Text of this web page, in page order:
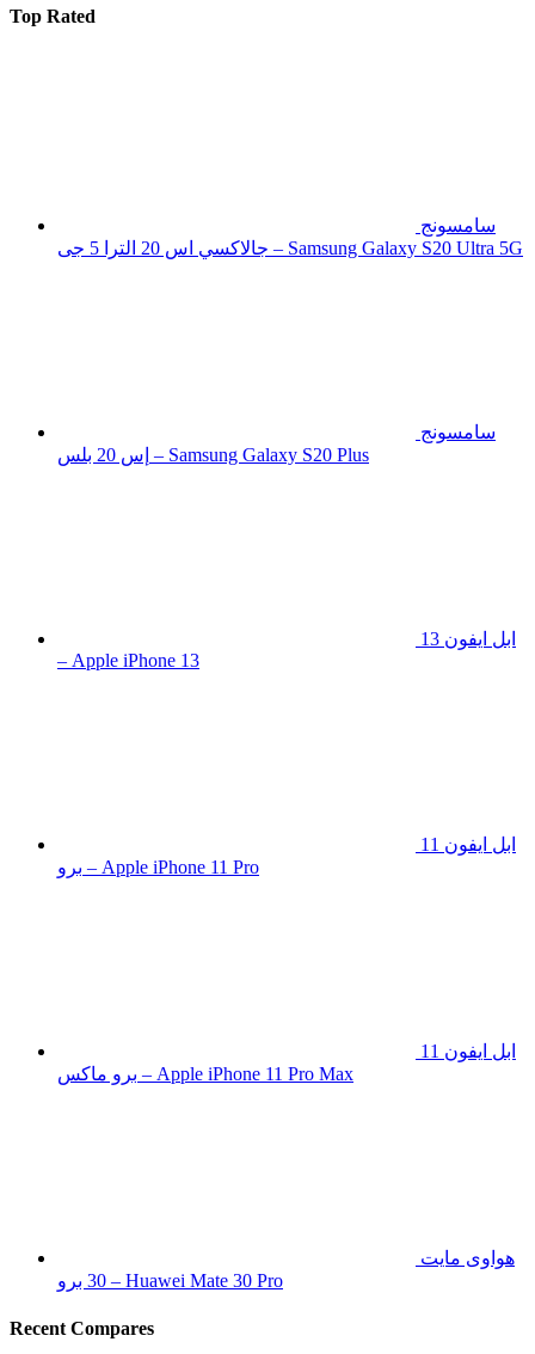
Top Rated
سامسونج
جالاكسي اس 20 الترا 5 جى – Samsung Galaxy S20 Ultra 5G
سامسونج
إس 20 بلس – Samsung Galaxy S20 Plus
ابل ايفون 13
– Apple iPhone 13
ابل ايفون 11
برو – Apple iPhone 11 Pro
ابل ايفون 11
برو ماكس – Apple iPhone 11 Pro Max
هواوى مايت
30 برو – Huawei Mate 30 Pro
Recent Compares